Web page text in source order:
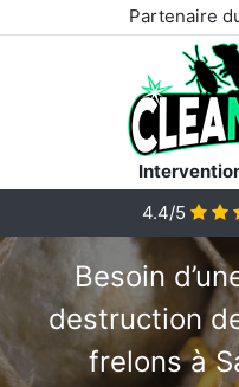
Partenaire
4.4/5
Besoin
destruction
frelons à